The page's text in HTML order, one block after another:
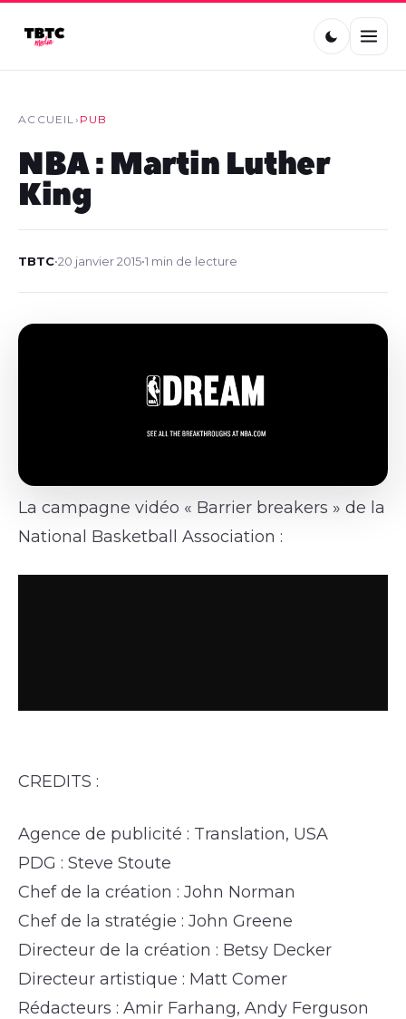
ACCUEIL› PUB
NBA : Martin Luther
King
TBTC•20 janvier 2015•1 min de lecture
La campagne vidéo « Barrier breakers » de la
National Basketball Association :
CREDITS :
Agence de publicité : Translation, USA
PDG : Steve Stoute
Chef de la création : John Norman
Chef de la stratégie : John Greene
Directeur de la création : Betsy Decker
Directeur artistique : Matt Comer
Rédacteurs : Amir Farhang, Andy Ferguson